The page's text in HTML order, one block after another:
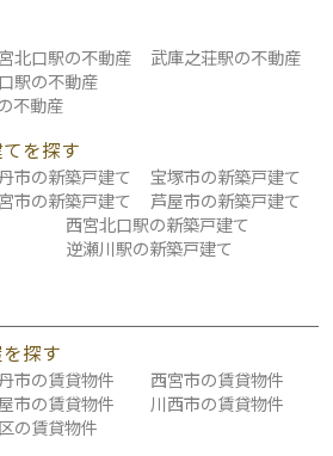
北口駅の不動産
武庫之荘駅の不動産
駅の不動産
不動産
を探す
市の新築戸建て
宝塚市の新築戸建て
市の新築戸建て
芦屋市の新築戸建て
西宮北口駅の新築戸建て
逆瀬川駅の新築戸建て
探す
市の賃貸物件
西宮市の賃貸物件
市の賃貸物件
川西市の賃貸物件
の賃貸物件